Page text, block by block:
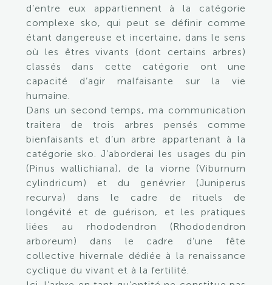
d’entre eux appartiennent à la catégorie
complexe sko, qui peut se définir comme
étant dangereuse et incertaine, dans le sens
où les êtres vivants (dont certains arbres)
classés dans cette catégorie ont une
capacité d’agir malfaisante sur la vie
humaine.
Dans un second temps, ma communication
traitera de trois arbres pensés comme
bienfaisants et d’un arbre appartenant à la
catégorie sko. J’aborderai les usages du pin
(Pinus wallichiana), de la viorne (Viburnum
cylindricum) et du genévrier (Juniperus
recurva) dans le cadre de rituels de
longévité et de guérison, et les pratiques
liées au rhododendron (Rhododendron
arboreum) dans le cadre d’une fête
collective hivernale dédiée à la renaissance
cyclique du vivant et à la fertilité.